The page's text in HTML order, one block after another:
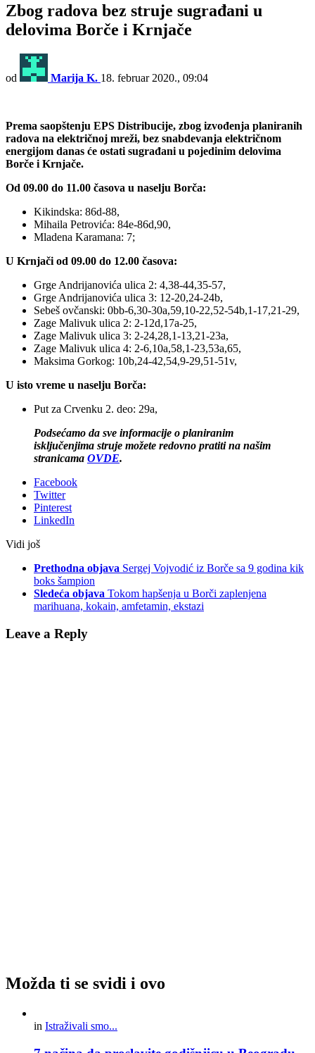
Zbog radova bez struje sugrađani u
delovima Borče i Krnjače
od Marija K. 18. februar 2020., 09:04
Prema saopštenju EPS Distribucije, zbog izvođenja planiranih
radova na električnoj mreži, bez snabdevanja električnom
energijom danas će ostati sugrađani u pojedinim delovima
Borče i Krnjače.
Od 09.00 do 11.00 časova u naselju Borča:
Kikindska: 86d-88,
Mihaila Petrovića: 84e-86d,90,
Mladena Karamana: 7;
U Krnjači od 09.00 do 12.00 časova:
Grge Andrijanovića ulica 2: 4,38-44,35-57,
Grge Andrijanovića ulica 3: 12-20,24-24b,
Sebeš ovčanski: 0bb-6,30-30a,59,10-22,52-54b,1-17,21-29,
Zage Malivuk ulica 2: 2-12d,17a-25,
Zage Malivuk ulica 3: 2-24,28,1-13,21-23a,
Zage Malivuk ulica 4: 2-6,10a,58,1-23,53a,65,
Maksima Gorkog: 10b,24-42,54,9-29,51-51v,
U isto vreme u naselju Borča:
Put za Crvenku 2. deo: 29a,
Podsećamo da sve informacije o planiranim
isključenjima struje možete redovno pratiti na našim
stranicama OVDE.
Facebook
Twitter
Pinterest
LinkedIn
Vidi još
Prethodna objava Sergej Vojvodić iz Borče sa 9 godina kik
boks šampion
Sledeća objava Tokom hapšenja u Borči zaplenjena
marihuana, kokain, amfetamin, ekstazi
Leave a Reply
Možda ti se svidi i ovo
in Istraživali smo...